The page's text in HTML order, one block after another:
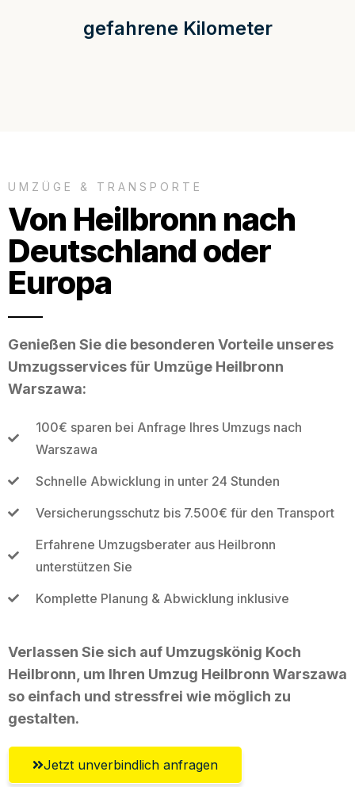
gefahrene Kilometer
UMZÜGE & TRANSPORTE
Von Heilbronn nach
Deutschland oder
Europa
Genießen Sie die besonderen Vorteile unseres
Umzugsservices für Umzüge Heilbronn
Warszawa:
100€ sparen bei Anfrage Ihres Umzugs nach
Warszawa
Schnelle Abwicklung in unter 24 Stunden
Versicherungsschutz bis 7.500€ für den Transport
Erfahrene Umzugsberater aus Heilbronn
unterstützen Sie
Komplette Planung & Abwicklung inklusive
Verlassen Sie sich auf Umzugskönig Koch
Heilbronn, um Ihren Umzug Heilbronn Warszawa
so einfach und stressfrei wie möglich zu
gestalten.
Jetzt unverbindlich anfragen